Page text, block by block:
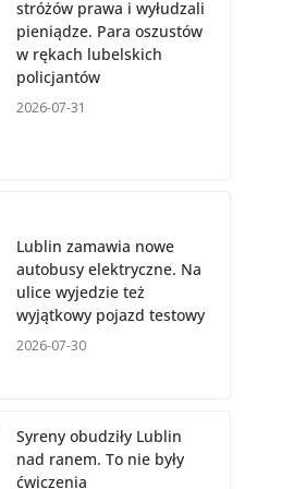
stróżów prawa i wyłudzali
pieniądze. Para oszustów
w rękach lubelskich
policjantów
2026-07-31
Lublin zamawia nowe
autobusy elektryczne. Na
ulice wyjedzie też
wyjątkowy pojazd testowy
2026-07-30
Syreny obudziły Lublin
nad ranem. To nie były
ćwiczenia